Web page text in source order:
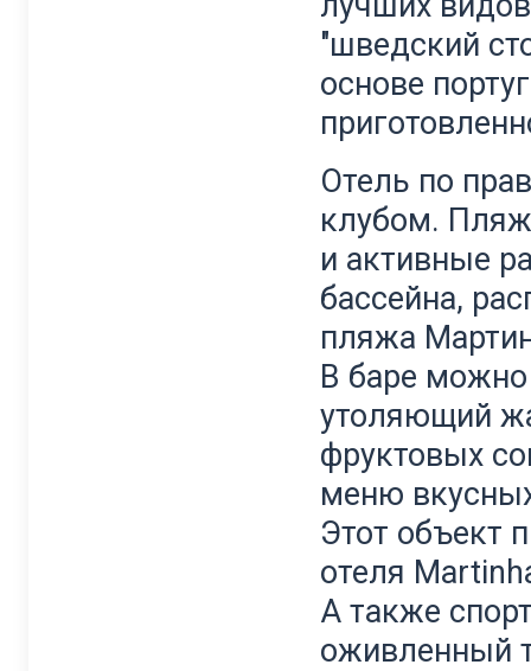
"шведский
основе
Отель по
клубом.
и активные
бассейна,
пляжа
В баре
утоляющий
фруктовых
меню
Этот объект
отеля
А также
оживленный